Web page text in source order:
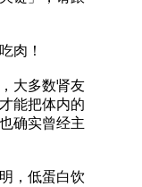
肉！
大多数肾友
能把体内的
确实曾经主
，低蛋白饮